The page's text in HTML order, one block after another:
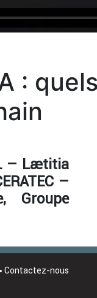
:
– Laetitia
–
Groupe
Contactez-nous